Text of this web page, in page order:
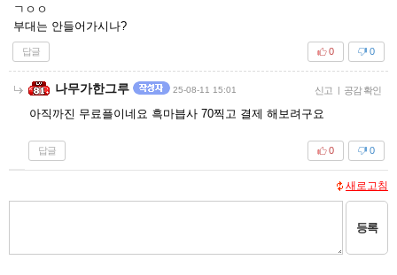
ㄱㅇㅇ
부대는 안들어가시나?
답글 0
0
나무가한그루 25-08-11 15:01 신고 | 공감 확인
아직까진 무료플이네요 흑마븝사 70찍고 결제 해보려구요
답글 0
0
새로고침
등록